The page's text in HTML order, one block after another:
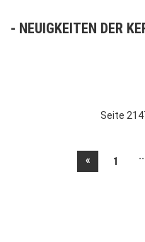
NEUIGKEITEN DER
Seite
« 1